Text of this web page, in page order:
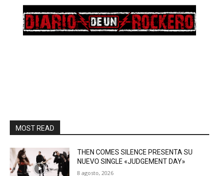
MOST READ
THEN COMES SILENCE PRESENTA SU
NUEVO SINGLE «JUDGEMENT DAY»
8 agosto, 2026